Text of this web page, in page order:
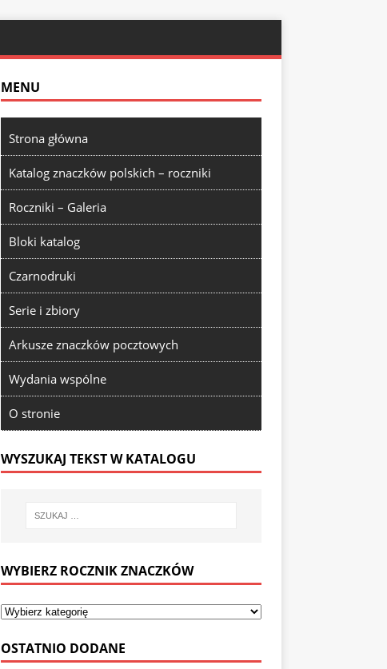
MENU
Strona główna
Katalog znaczków polskich – roczniki
Roczniki – Galeria
Bloki katalog
Czarnodruki
Serie i zbiory
Arkusze znaczków pocztowych
Wydania wspólne
O stronie
WYSZUKAJ TEKST W KATALOGU
WYBIERZ ROCZNIK ZNACZKÓW
OSTATNIO DODANE